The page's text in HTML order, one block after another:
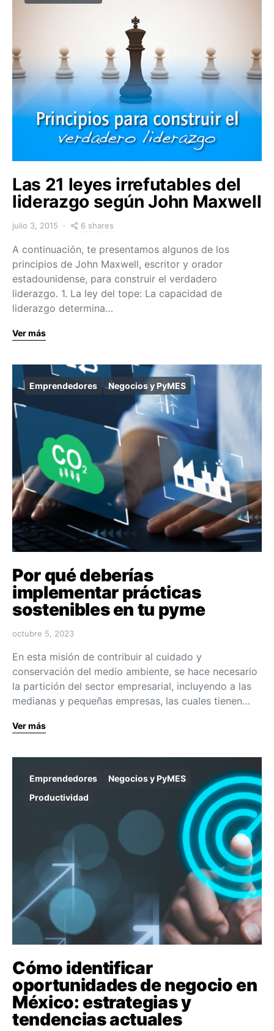
Las 21 leyes irrefutables del
liderazgo según John Maxwell
julio 3, 2015 6 shares
A continuación, te presentamos algunos de los
principios de John Maxwell, escritor y orador
estadounidense, para construir el verdadero
liderazgo. 1. La ley del tope: La capacidad de
liderazgo determina…
Ver más
Emprendedores Negocios y PyMES
Por qué deberías
implementar prácticas
sostenibles en tu pyme
octubre 5, 2023
En esta misión de contribuir al cuidado y
conservación del medio ambiente, se hace necesario
la partición del sector empresarial, incluyendo a las
medianas y pequeñas empresas, las cuales tienen…
Ver más
Emprendedores
Negocios y PyMES
Productividad
Cómo identificar
oportunidades de negocio en
México: estrategias y
tendencias actuales